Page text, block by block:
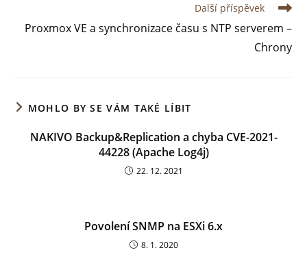
Další příspěvek
Proxmox VE a synchronizace času s NTP serverem –
Chrony
MOHLO BY SE VÁM TAKÉ LÍBIT
NAKIVO Backup&Replication a chyba CVE-2021-
44228 (Apache Log4j)
22. 12. 2021
Povolení SNMP na ESXi 6.x
8. 1. 2020